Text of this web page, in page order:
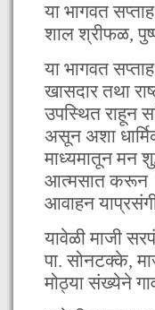
या भागवत
शाल श्रीफळ,
या‌ भागवत
खासदार तथा
उपस्थित राहून
असून अशा
माध्यमातून मन
आत्मसात करून
आवाहन
यावेळी माजी
पा. सोनटक्के,
मोठ्या संख्येने